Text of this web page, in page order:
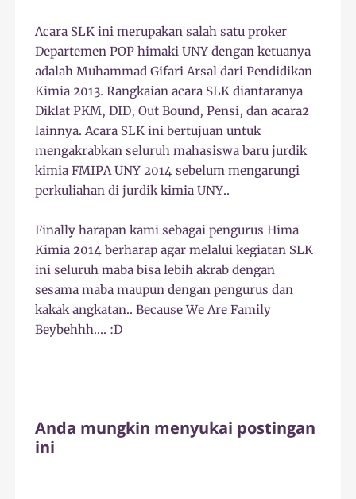
Acara SLK ini merupakan salah satu proker
Departemen POP himaki UNY dengan ketuanya
adalah Muhammad Gifari Arsal dari Pendidikan
Kimia 2013. Rangkaian acara SLK diantaranya
Diklat PKM, DID, Out Bound, Pensi, dan acara2
lainnya. Acara SLK ini bertujuan untuk
mengakrabkan seluruh mahasiswa baru jurdik
kimia FMIPA UNY 2014 sebelum mengarungi
perkuliahan di jurdik kimia UNY..
Finally harapan kami sebagai pengurus Hima
Kimia 2014 berharap agar melalui kegiatan SLK
ini seluruh maba bisa lebih akrab dengan
sesama maba maupun dengan pengurus dan
kakak angkatan.. Because We Are Family
Beybehhh.... :D
Anda mungkin menyukai postingan
ini